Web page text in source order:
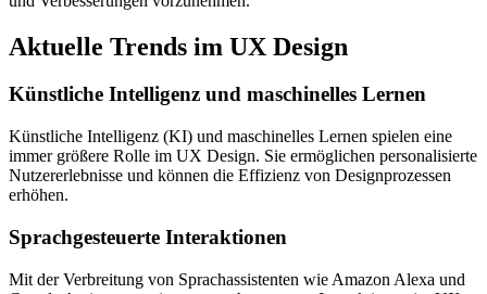
Aktuelle Trends im UX Design
Künstliche Intelligenz und maschinelles Lernen
Künstliche Intelligenz (KI) und maschinelles Lernen spielen eine
immer größere Rolle im UX Design. Sie ermöglichen personalisierte
Nutzererlebnisse und können die Effizienz von Designprozessen
erhöhen.
Sprachgesteuerte Interaktionen
Mit der Verbreitung von Sprachassistenten wie Amazon Alexa und